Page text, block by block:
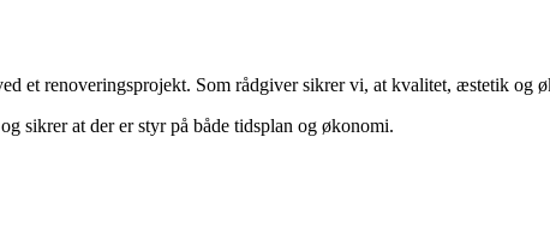
et renoveringsprojekt. Som rådgiver sikrer vi, at kvalitet, æstetik og
sikrer at der er styr på både tidsplan og økonomi.